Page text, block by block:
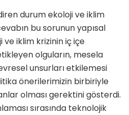
durum ekoloji ve iklim
bu sorunun yapısal
ve iklim krizinin iç içe
olguların, mesela
unsurları etkilemesi
önerilerimizin birbiriyle
olması gerektini gösterdi.
sırasında teknolojik